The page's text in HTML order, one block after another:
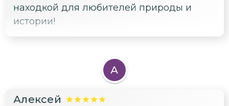
находкой для любителей природы и
истории!
А
Алексей